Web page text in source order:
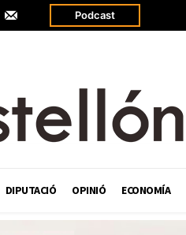
Podcast
DIPUTACIÓ OPINIÓ ECONOMÍA